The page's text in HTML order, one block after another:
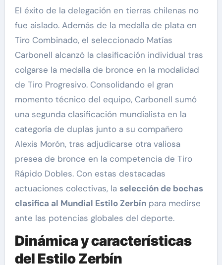
El éxito de la delegación en tierras chilenas no
fue aislado. Además de la medalla de plata en
Tiro Combinado, el seleccionado Matías
Carbonell alcanzó la clasificación individual tras
colgarse la medalla de bronce en la modalidad
de Tiro Progresivo. Consolidando el gran
momento técnico del equipo, Carbonell sumó
una segunda clasificación mundialista en la
categoría de duplas junto a su compañero
Alexis Morón, tras adjudicarse otra valiosa
presea de bronce en la competencia de Tiro
Rápido Dobles. Con estas destacadas
actuaciones colectivas, la selección de bochas
clasifica al Mundial Estilo Zerbínpara medirse
ante las potencias globales del deporte.
Dinámica y características
del Estilo Zerbín